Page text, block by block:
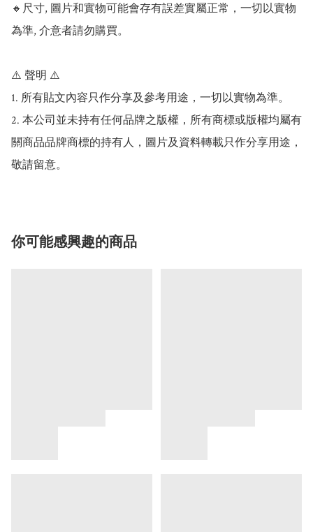
🔸尺寸, 圖片和實物可能會存有誤差實屬正常，一切以實物
為準, 介意者請勿購買。
⚠️ 聲明 ⚠️
1. 所有貼文內容只作分享及參考用途，一切以實物為準。
2. 本公司並未持有任何品牌之版權，所有商標或版權均屬有
關商品品牌商標的持有人，圖片及資料轉載只作分享用途，
敬請留意。
你可能感興趣的商品